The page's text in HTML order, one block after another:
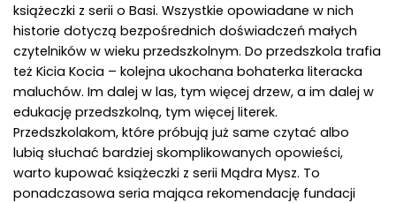
książeczki z serii o Basi. Wszystkie opowiadane w nich
historie dotyczą bezpośrednich doświadczeń małych
czytelników w wieku przedszkolnym. Do przedszkola trafia
też Kicia Kocia – kolejna ukochana bohaterka literacka
maluchów. Im dalej w las, tym więcej drzew, a im dalej w
edukację przedszkolną, tym więcej literek.
Przedszkolakom, które próbują już same czytać albo
lubią słuchać bardziej skomplikowanych opowieści,
warto kupować książeczki z serii Mądra Mysz. To
ponadczasowa seria mająca rekomendację fundacji